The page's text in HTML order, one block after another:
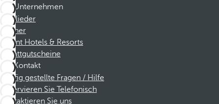
Unternehmen
Mitglieder
Partner
Dorint Hotels & Resorts
Rabattgutscheine
Kontakt
Häufig gestellte Fragen / Hilfe
Reservieren Sie Telefonisch
Kontaktieren Sie uns